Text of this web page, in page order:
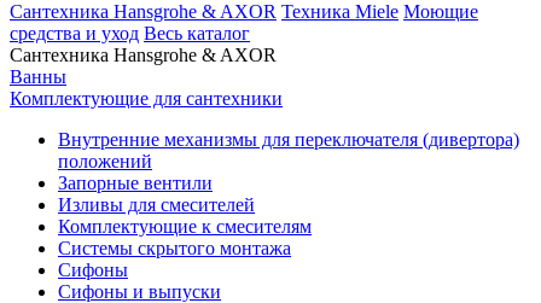
Сантехника Hansgrohe & AXOR Техника Miele Моющие
средства и уход Весь каталог
Сантехника Hansgrohe & AXOR
Ванны
Комплектующие для сантехники
Внутренние механизмы для переключателя (дивертора)
положений
Запорные вентили
Изливы для смесителей
Комплектующие к смесителям
Системы скрытого монтажа
Сифоны
Сифоны и выпуски